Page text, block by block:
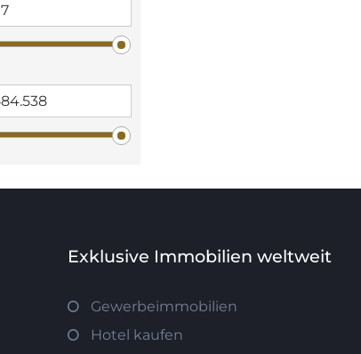
Exklusive Immobilien weltweit
Gewerbeimmobilien
Hotel kaufen